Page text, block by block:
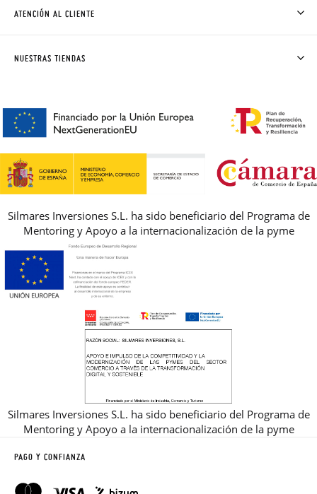
CÓMO COMPRAR
AVISO LEGAL, PRIVACIDAD Y COOKIES
REBAJAS
ATENCIÓN AL CLIENTE
PREGUNTAS FRECUENTES
NUESTRAS TIENDAS
Silmares Inversiones S.L. ha sido beneficiario del Programa de
Mentoring y Apoyo a la internacionalización de la pyme
Silmares Inversiones S.L. ha sido beneficiario del Programa de
Mentoring y Apoyo a la internacionalización de la pyme
PAGO Y CONFIANZA